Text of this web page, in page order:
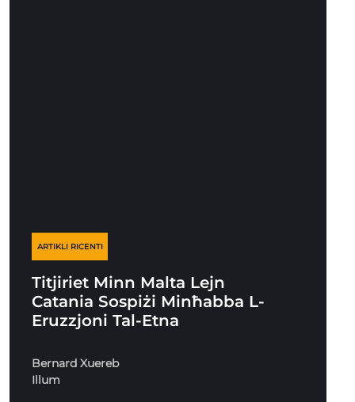
ARTIKLI RICENTI
Titjiriet Minn Malta Lejn
Catania Sospiżi Minħabba L-
Eruzzjoni Tal-Etna
Bernard Xuereb
Illum